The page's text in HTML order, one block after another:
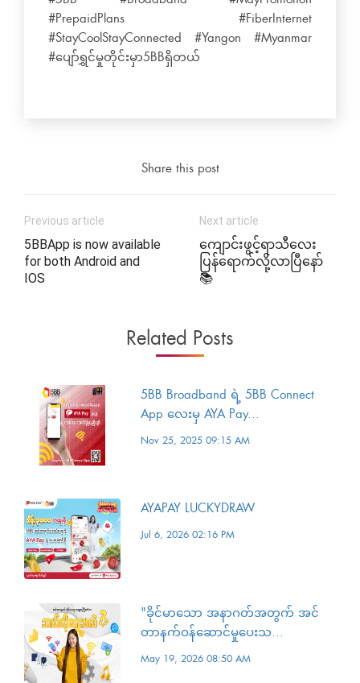
#PrepaidPlans #FiberInternet
#StayCoolStayConnected #Yangon #Myanmar
#ပျော်ရွှင်မှုတိုင်းမှာ5BBရှိတယ်
Share this post
Previous article
5BBApp is now available
for both Android and
IOS
Next article
ကျောင်းဖွင့်ရာသီလေး
ပြန်ရောက်လို့လာပြီနော်
📚
Related Posts
5BB Broadband ရဲ့ 5BB Connect
App လေးမှ AYA Pay...
Nov 25, 2025 09:15 AM
AYAPAY LUCKYDRAW
Jul 6, 2026 02:16 PM
"ခိုင်မာသော အနာဂတ်အတွက် အင်
တာနက်ဝန်ဆောင်မှုပေးသ...
May 19, 2026 08:50 AM